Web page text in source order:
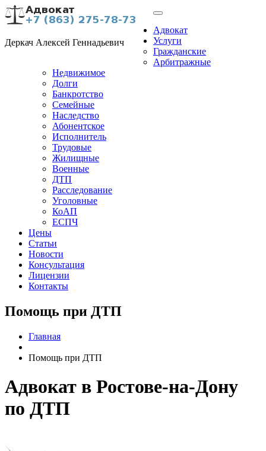
Деркач Алексей Геннадьевич
Адвокат
Услуги
Гражданские
Арбитражные
Недвижимое
Долги
Банкротство
Семейные
Наследство
Абонентское
Исполнитель
Трудовые
Жилищные
Военные
ДТП
Расследование
Уголовные
КоАП
ЕСПЧ
Цены
Статьи
Новости
Консультация
Лицензии
Контакты
Помощь при ДТП
Главная
Помощь при ДТП
Адвокат в Ростове-на-Дону
по ДТП